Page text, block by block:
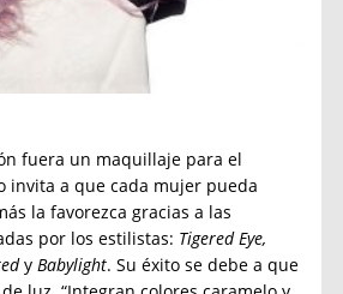
fuera un maquillaje para el
invita a que cada mujer pueda
la favorezca gracias a las
por los estilistas: Tigered Eye,
y Babylight. Su éxito se debe a que